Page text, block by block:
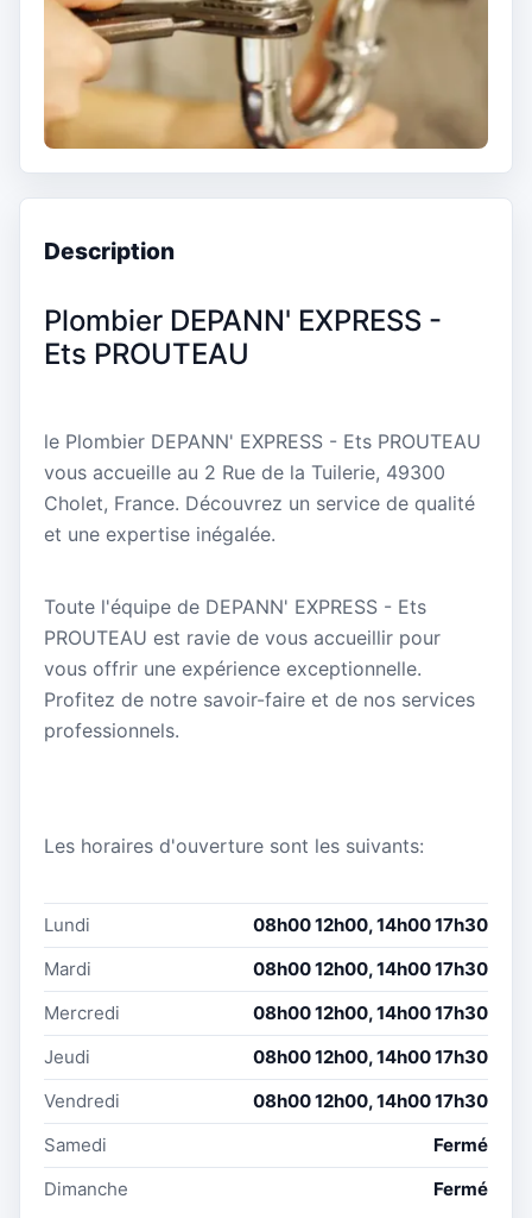
Description
Plombier DEPANN' EXPRESS -
Ets PROUTEAU
le Plombier DEPANN' EXPRESS - Ets PROUTEAU
vous accueille au 2 Rue de la Tuilerie, 49300
Cholet, France. Découvrez un service de qualité
et une expertise inégalée.
Toute l'équipe de DEPANN' EXPRESS - Ets
PROUTEAU est ravie de vous accueillir pour
vous offrir une expérience exceptionnelle.
Profitez de notre savoir-faire et de nos services
professionnels.
Les horaires d'ouverture sont les suivants:
Lundi
08h00 12h00, 14h00 17h30
Mardi
08h00 12h00, 14h00 17h30
Mercredi
08h00 12h00, 14h00 17h30
Jeudi
08h00 12h00, 14h00 17h30
Vendredi
08h00 12h00, 14h00 17h30
Samedi
Fermé
Dimanche
Fermé